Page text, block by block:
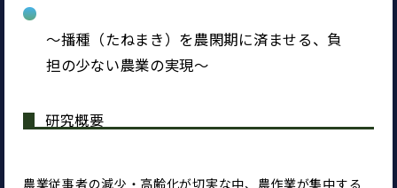
～播種（たねまき）を農閑期に済ませる、負
担の少ない農業の実現～
研究概要
農業従事者の減少・高齢化が切実な中、農作業が集中する